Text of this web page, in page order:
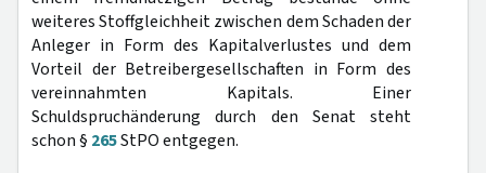
weiteres Stoffgleichheit zwischen dem Schaden der
Anleger in Form des Kapitalverlustes und dem
Vorteil der Betreibergesellschaften in Form des
vereinnahmten Kapitals. Einer
Schuldspruchänderung durch den Senat steht
schon § 265StPO entgegen.